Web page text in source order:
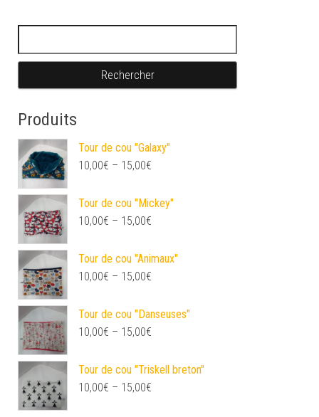
Produits
Tour de cou "Galaxy"
10,00€ – 15,00€
Tour de cou "Mickey"
10,00€ – 15,00€
Tour de cou "Animaux"
10,00€ – 15,00€
Tour de cou "Danseuses"
10,00€ – 15,00€
Tour de cou "Triskell breton"
10,00€ – 15,00€